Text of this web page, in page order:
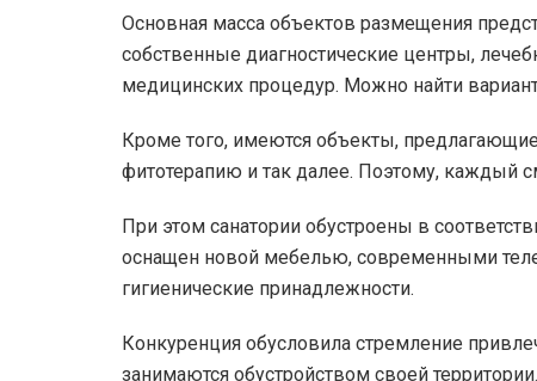
Основная масса объектов размещения
собственные диагностические центры,
медицинских процедур. Можно найти
Кроме того, имеются объекты,
фитотерапию и так далее. Поэтому, каждый
При этом санатории обустроены в
оснащен новой мебелью, современными
гигиенические принадлежности.
Конкуренция обусловила стремление
занимаются обустройством своей